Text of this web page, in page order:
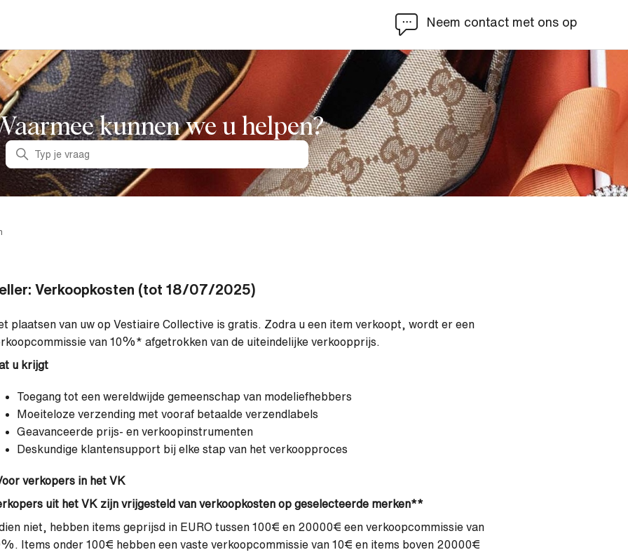
Neem contact met ons op
kunnen we u helpen?
Zoeken
Verkoopkosten (tot 18/07/2025)
plaatsen van uw op Vestiaire Collective is gratis. Zodra u een item verkoopt, wordt er een
van 10%* afgetrokken van de uiteindelijke verkoopprijs.
u krijgt
Toegang tot een wereldwijde gemeenschap van modeliefhebbers
Moeiteloze verzending met vooraf betaalde verzendlabels
Geavanceerde prijs- en verkoopinstrumenten
Deskundige klantensupport bij elke stap van het verkoopproces
verkopers in het VK
uit het VK zijn vrijgesteld van verkoopkosten op geselecteerde merken**
niet, hebben items geprijsd in EURO tussen 100€ en 20000€ een verkoopcommissie van
Items onder 100€ hebben een vaste verkoopcommissie van 10€ en items boven 20000€